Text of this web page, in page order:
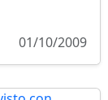
01/10/2009